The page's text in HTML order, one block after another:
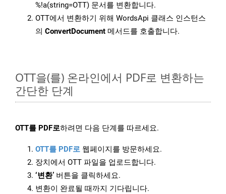
%!a(string=OTT) 문서를 변환합니다.
OTT에서 변환하기 위해 WordsApi 클래스 인스턴스
의 ConvertDocument 메서드를 호출합니다.
OTT을(를) 온라인에서 PDF로 변환하는
간단한 단계
OTT를 PDF로하려면 다음 단계를 따르세요.
OTT를 PDF로 웹페이지를 방문하세요.
장치에서 OTT 파일을 업로드합니다.
‘변환’ 버튼을 클릭하세요.
변환이 완료될 때까지 기다립니다.